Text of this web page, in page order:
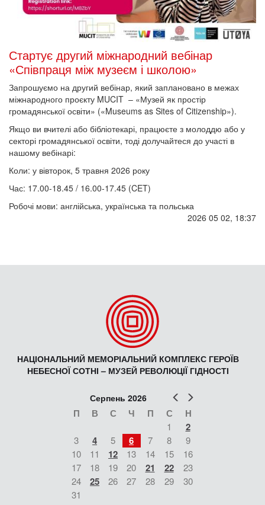
Стартує другий міжнародний вебінар
«Співпраця між музеєм і школою»
Запрошуємо на другий вебінар, який заплановано в межах
міжнародного проєкту MUCIT – «Музей як простір
громадянської освіти» («Museums as Sites of Citizenship»).
Якщо ви вчителі або бібліотекарі, працюєте з молоддю або у
секторі громадянської освіти, тоді долучайтеся до участі в
нашому вебінарі:
Коли: у вівторок, 5 травня 2026 року
Час: 17.00-18.45 / 16.00-17.45 (CET)
Робочі мови: англійська, українська та польська
2026 05 02, 18:37
НАЦІОНАЛЬНИЙ МЕМОРІАЛЬНИЙ КОМПЛЕКС ГЕРОЇВ
НЕБЕСНОЇ СОТНІ – МУЗЕЙ РЕВОЛЮЦІЇ ГІДНОСТІ
Попер
Серпень 2026
П В С Ч П С Н
1 2
3 4 5 6 7 8
9
10
11 12 13 14 15
16
17
18 19 20 21 22
23
24
25 26 27 28 29
30
31